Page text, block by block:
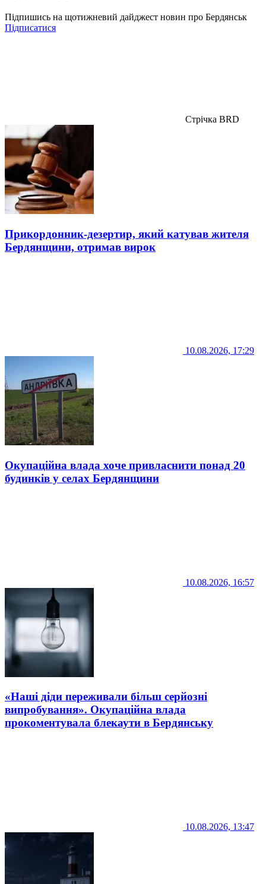
Підпишись на щотижневий дайджест новин про Бердянськ
Підписатися
Стрічка BRD
Прикордонник-дезертир, який катував жителя
Бердянщини, отримав вирок
10.08.2026, 17:29
Окупаційна влада хоче привласнити понад 20
будинків у селах Бердянщини
10.08.2026, 16:57
«Наші діди переживали більш серйозні
випробування». Окупаційна влада
прокоментувала блекаути в Бердянську
10.08.2026, 13:47